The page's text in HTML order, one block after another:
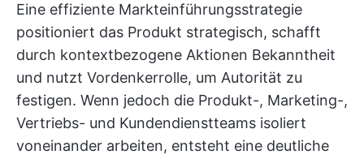
Eine effiziente Markteinführungsstrategie
positioniert das Produkt strategisch, schafft
durch kontextbezogene Aktionen Bekanntheit
und nutzt Vordenkerrolle, um Autorität zu
festigen. Wenn jedoch die Produkt-, Marketing-,
Vertriebs- und Kundendienstteams isoliert
voneinander arbeiten, entsteht eine deutliche